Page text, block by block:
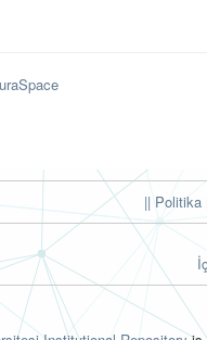
|| Politika